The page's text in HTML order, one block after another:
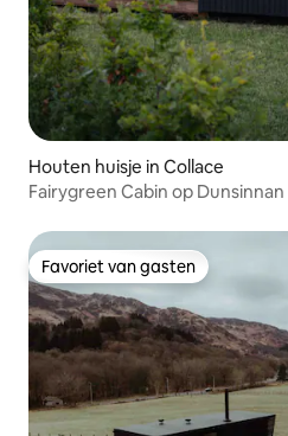
Houten huisje in Collace
Fairygreen Cabin op Dunsinnan
Favoriet van gasten
Favoriet van gasten